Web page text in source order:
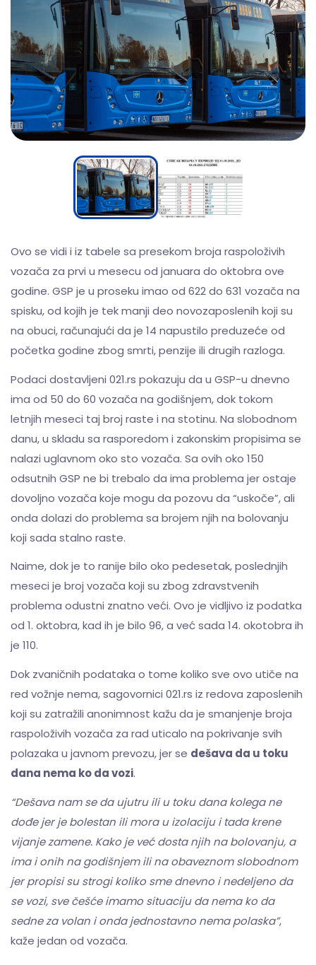
Ovo se vidi i iz tabele sa presekom broja raspoloživih
vozača za prvi u mesecu od januara do oktobra ove
godine. GSP je u proseku imao od 622 do 631 vozača na
spisku, od kojih je tek manji deo novozaposlenih koji su
na obuci, računajući da je 14 napustilo preduzeće od
početka godine zbog smrti, penzije ili drugih razloga.
Podaci dostavljeni 021.rs pokazuju da u GSP-u dnevno
ima od 50 do 60 vozača na godišnjem, dok tokom
letnjih meseci taj broj raste i na stotinu. Na slobodnom
danu, u skladu sa rasporedom i zakonskim propisima se
nalazi uglavnom oko sto vozača. Sa ovih oko 150
odsutnih GSP ne bi trebalo da ima problema jer ostaje
dovoljno vozača koje mogu da pozovu da “uskoče”, ali
onda dolazi do problema sa brojem njih na bolovanju
koji sada stalno raste.
Naime, dok je to ranije bilo oko pedesetak, poslednjih
meseci je broj vozača koji su zbog zdravstvenih
problema odustni znatno veći. Ovo je vidljivo iz podatka
od 1. oktobra, kad ih je bilo 96, a već sada 14. okotobra ih
je 110.
Dok zvaničnih podataka o tome koliko sve ovo utiče na
red vožnje nema, sagovornici 021.rs iz redova zaposlenih
koji su zatražili anonimnost kažu da je smanjenje broja
raspoloživih vozača za rad uticalo na pokrivanje svih
polazaka u javnom prevozu, jer se dešava da u toku
dana nema ko da vozi.
“Dešava nam se da ujutru ili u toku dana kolega ne
dođe jer je bolestan ili mora u izolaciju i tada krene
vijanje zamene. Kako je već dosta njih na bolovanju, a
ima i onih na godišnjem ili na obaveznom slobodnom
jer propisi su strogi koliko sme dnevno i nedeljeno da
se vozi, sve češće imamo situaciju da nema ko da
sedne za volan i onda jednostavno nema polaska”,
kaže jedan od vozača.